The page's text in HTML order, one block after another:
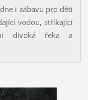
i zábavu pro děti
vodou, stříkající
divoká řeka a